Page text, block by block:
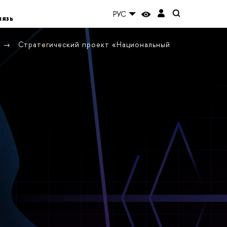
РУС
Стратегический проект «Национальный